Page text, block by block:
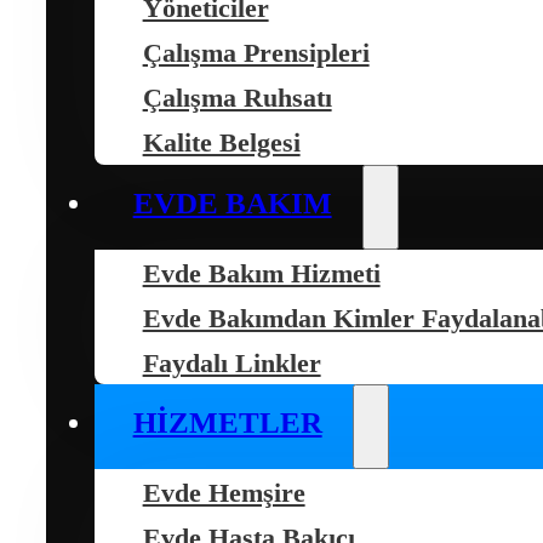
Yöneticiler
Çalışma Prensipleri
Çalışma Ruhsatı
Kalite Belgesi
EVDE BAKIM
Evde Bakım Hizmeti
Evde Bakımdan Kimler
Faydalı Linkler
HIZMETLER
Evde Hemşire